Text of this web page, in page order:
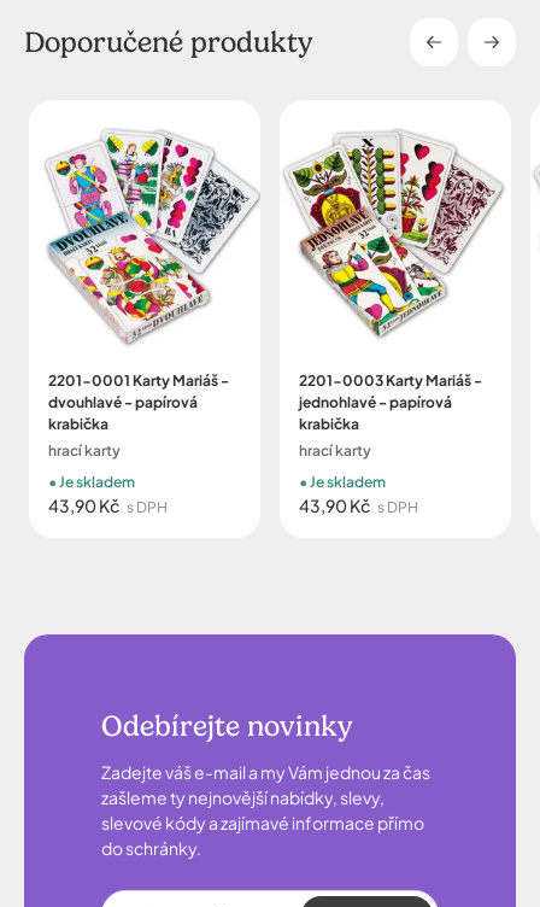
Doporučené produkty
2201-0001 Karty Mariáš -
dvouhlavé - papírová
krabička
hrací karty
43,90 Kč s DPH
Je skladem
2201-0003 Karty Mariáš -
jednohlavé - papírová
krabička
hrací karty
43,90 Kč s DPH
Je skladem
Odebírejte novinky
Zadejte váš e-mail a my Vám jednou za čas
zašleme ty nejnovější nabídky, slevy,
slevové kódy a zajímavé informace přímo
do schránky.